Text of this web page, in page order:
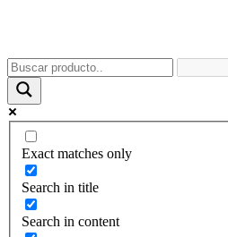
Exact matches only
Search in title
Search in content